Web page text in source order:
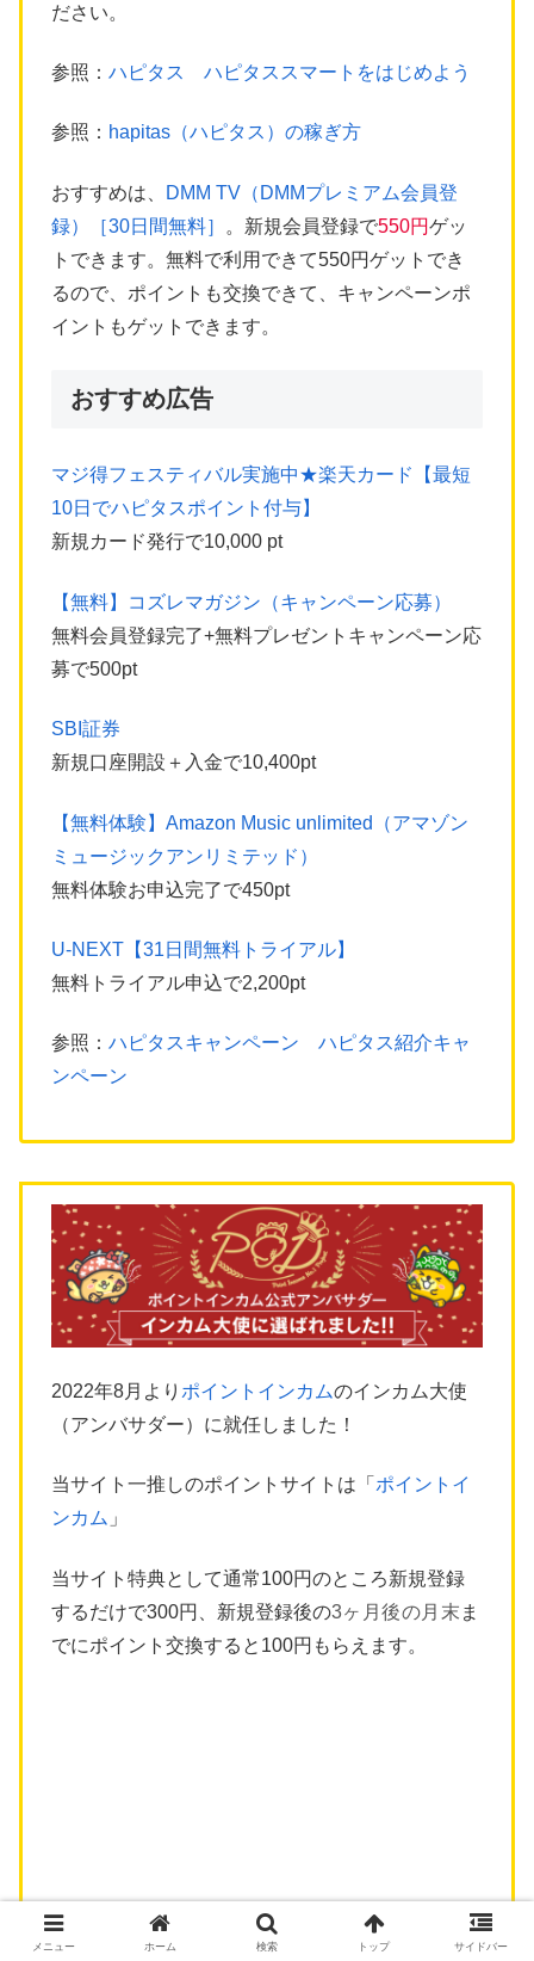
ださい。
参照： ハピタス ハピタススマートをはじめよう
参照： hapitas（ハピタス）の稼ぎ方
おすすめは、
DMM TV（DMMプレミアム会員登
録）［30日間無料］
。新規会員登録で550円ゲッ
トできます。無料で利用できて550円ゲットでき
るので、ポイントも交換できて、キャンペーンポ
イントもゲットできます。
おすすめ広告
マジ得フェスティバル実施中★楽天カード【最短
10日でハピタスポイント付与】
新規カード発行で10,000 pt
【無料】コズレマガジン（キャンペーン応募）
無料会員登録完了+無料プレゼントキャンペーン応
募で500pt
SBI証券
新規口座開設＋入金で10,400pt
【無料体験】Amazon Music unlimited（アマゾン
ミュージックアンリミテッド）
無料体験お申込完了で450pt
U-NEXT【31日間無料トライアル】
無料トライアル申込で2,200pt
参照： ハピタスキャンペーン ハピタス紹介キャ
ンペーン
2022年8月より ポイントインカムのインカム大使
（アンバサダー）に就任しました！
当サイト一推しのポイントサイトは「 ポイントイ
ンカム 」
当サイト特典として通常100円のところ新規登録
するだけで300円、新規登録後の3ヶ月後の月末 ま
でにポイント交換すると100円もらえます。
メニュー ホーム 検索 トップ サイドバー